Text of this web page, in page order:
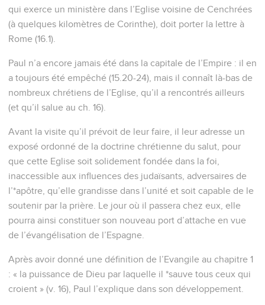
qui exerce un ministère dans l’Eglise voisine de Cenchrées
(à quelques kilomètres de Corinthe), doit porter la lettre à
Rome (16.1).
Paul n’a encore jamais été dans la capitale de l’Empire : il en
a toujours été empêché (15.20-24), mais il connaît là-bas de
nombreux chrétiens de l’Eglise, qu’il a rencontrés ailleurs
(et qu’il salue au ch. 16).
Avant la visite qu’il prévoit de leur faire, il leur adresse un
exposé ordonné de la doctrine chrétienne du salut, pour
que cette Eglise soit solidement fondée dans la foi,
inaccessible aux influences des judaïsants, adversaires de
l’*apôtre, qu’elle grandisse dans l’unité et soit capable de le
soutenir par la prière. Le jour où il passera chez eux, elle
pourra ainsi constituer son nouveau port d’attache en vue
de l’évangélisation de l’Espagne.
Après avoir donné une définition de l’Evangile au chapitre 1
: « la puissance de Dieu par laquelle il *sauve tous ceux qui
croient » (v. 16), Paul l’explique dans son développement.